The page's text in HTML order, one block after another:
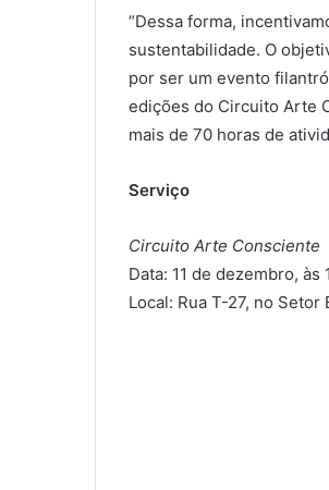
“Dessa forma,
sustentabilidade. O
por ser um evento
edições do Circuito Arte
mais de 70 horas de
Serviço
Circuito Arte Consciente
Data: 11 de dezembro, às
Local: Rua T-27, no Setor